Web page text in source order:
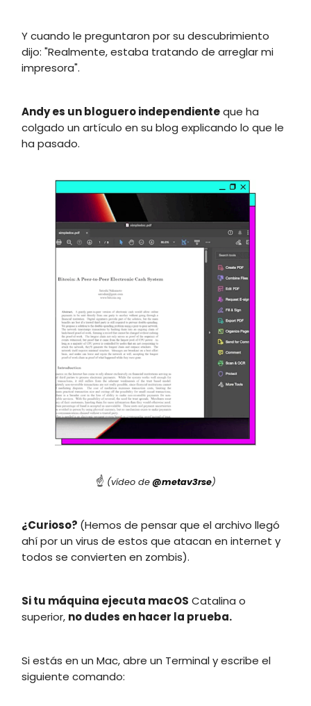
Y cuando le preguntaron por su descubrimiento
dijo: "Realmente, estaba tratando de arreglar mi
impresora".
Andy es un bloguero independienteque ha
colgado un artículo en su blog explicando lo que le
ha pasado.
☝️ (vídeo de@metav3rse)
¿Curioso? (Hemos de pensar que el archivo llegó
ahí por un virus de estos que atacan en internet y
todos se convierten en zombis).
Si tu máquina ejecuta macOS Catalina o
superior, no dudes en hacer la prueba.
Si estás en un Mac, abre un Terminal y escribe el
siguiente comando: